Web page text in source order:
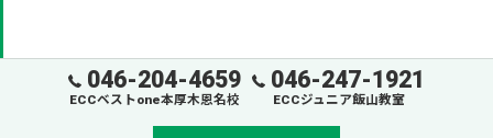
046-204-4659
ECCベストone本厚木恩名校
046-247-1921
ECCジュニア飯山教室